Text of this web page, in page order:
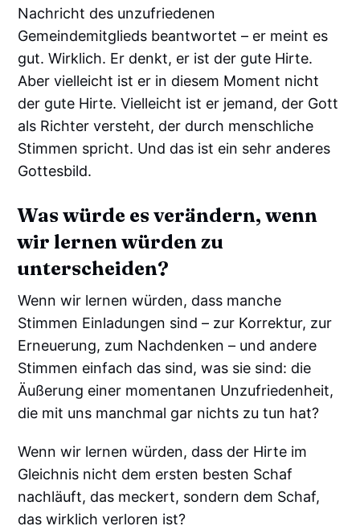
Nachricht des unzufriedenen
Gemeindemitglieds beantwortet – er meint es
gut. Wirklich. Er denkt, er ist der gute Hirte.
Aber vielleicht ist er in diesem Moment nicht
der gute Hirte. Vielleicht ist er jemand, der Gott
als Richter versteht, der durch menschliche
Stimmen spricht. Und das ist ein sehr anderes
Gottesbild.
Was würde es verändern, wenn
wir lernen würden zu
unterscheiden?
Wenn wir lernen würden, dass manche
Stimmen Einladungen sind – zur Korrektur, zur
Erneuerung, zum Nachdenken – und andere
Stimmen einfach das sind, was sie sind: die
Äußerung einer momentanen Unzufriedenheit,
die mit uns manchmal gar nichts zu tun hat?
Wenn wir lernen würden, dass der Hirte im
Gleichnis nicht dem ersten besten Schaf
nachläuft, das meckert, sondern dem Schaf,
das wirklich verloren ist?